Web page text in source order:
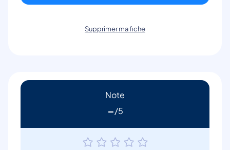
Supprimer ma fiche
Note
-